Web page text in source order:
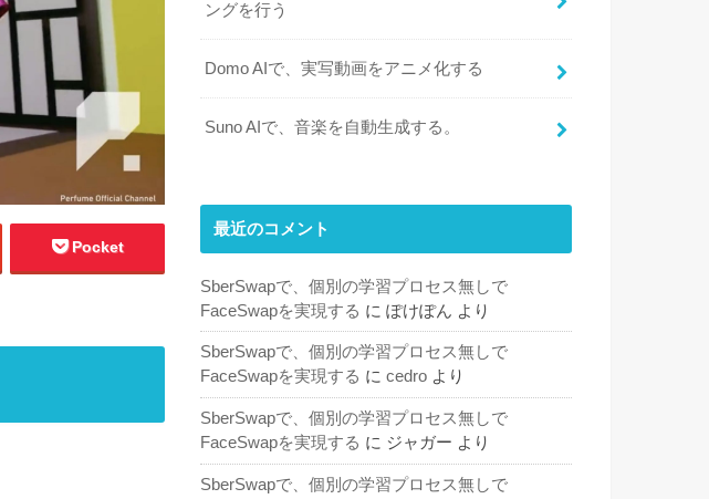
Pocket
ングを行う
Domo AIで、実写動画をアニメ化する
Suno AIで、音楽を自動生成する。
最近のコメント
SberSwapで、個別の学習プロセス無しで
FaceSwapを実現する に ぽけぽん より
SberSwapで、個別の学習プロセス無しで
FaceSwapを実現する に cedro より
SberSwapで、個別の学習プロセス無しで
FaceSwapを実現する に ジャガー より
SberSwapで、個別の学習プロセス無しで